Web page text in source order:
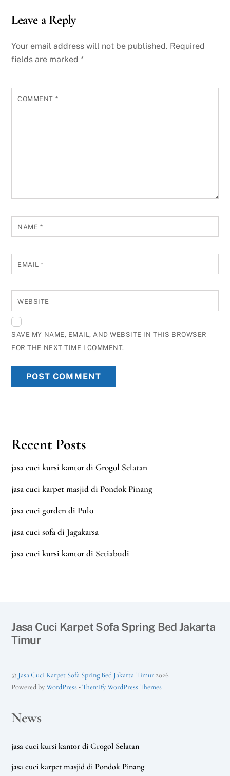
Leave a Reply
Your email address will not be published. Required
fields are marked*
COMMENT *
NAME *
EMAIL*
WEBSITE
SAVE MY NAME, EMAIL, AND WEBSITE IN THIS BROWSER
FOR THE NEXT TIME I COMMENT.
Recent Posts
jasa cuci kursi kantor di Grogol Selatan
jasa cuci karpet masjid di Pondok Pinang
jasa cuci gorden di Pulo
jasa cuci sofa di Jagakarsa
jasa cuci kursi kantor di Setiabudi
Jasa Cuci Karpet Sofa Spring Bed Jakarta
Timur
© Jasa Cuci Karpet Sofa Spring Bed Jakarta Timur2026
Powered byWordPress •Themify WordPress Themes
News
jasa cuci kursi kantor di Grogol Selatan
jasa cuci karpet masjid di Pondok Pinang